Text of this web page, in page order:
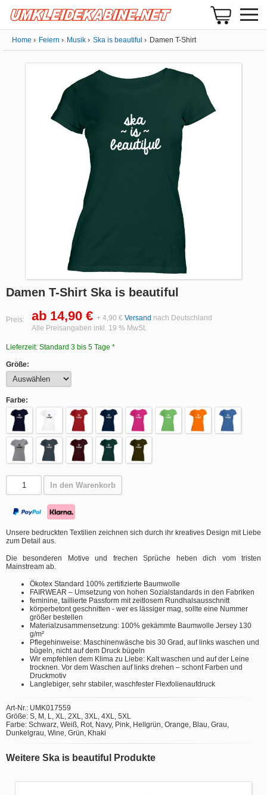
Home Feiern Musik Ska is beautiful Damen T-Shirt
Damen T-Shirt Ska is beautiful
Preis: ab 14,90 € + 4,90 € Versand nach Deutschland
Alle Preisangaben inkl. 19 % MwSt.
Lieferzeit: Standard 3 bis 5 Tage *
Größe:
Farbe:
In den Warenkorb
Unsere bedruckten Textilien zeichnen sich durch ihr kreatives Design mit Liebe
zum Detail aus.
Die besonderen Motive und frechen Sprüche heben dich vom tristen
Mainstream ab.
Ökotex Standard 100% zertifizierte Baumwolle
FAIRWEAR – Umsetzung von hohen Sozialstandards in den Fabriken
feminine, taillierte Passform mit zeitlosem Rundhalsausschnitt
körperbetont geschnitten - wer es lässiger mag, sollte eine Nummer
größer bestellen
Materialzusammensetzung: 100% gekämmte Baumwolle Jersey 130
g/m²
Pflegehinweise: Maschinenwäsche bis 30 Grad, auf links waschen und
bügeln, nicht auf dem Druck bügeln
Wir empfehlen dem Klima zu Liebe: Kalt waschen und auf der Leine
trocknen. Vor dem Waschen auf links drehen – schont Farben und
Druckmotiv
Langlebiger, sehr stabiler, waschfester Flexfolienaufdruck
Art-Nr.: UMK017559
Größe: S, M, L, XL, 2XL, 3XL, 4XL, 5XL
Farbe: Schwarz, Weiß, Rot, Navy, Pink, Hellgrün, Orange, Blau, Grau,
Dunkelgrau, Wine, Grün, Khaki
Weitere Ska is beautiful Produkte